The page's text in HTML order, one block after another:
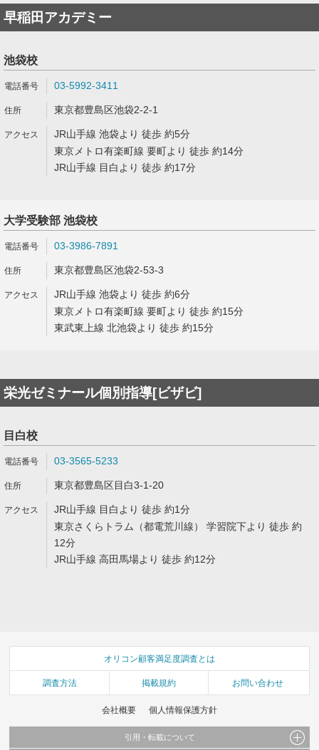
早稲田アカデミー
池袋校
03-5992-3411
東京都豊島区池袋2-2-1
JR山手線 池袋より 徒歩 約5分
東京メトロ有楽町線 要町より 徒歩 約14分
JR山手線 目白より 徒歩 約17分
大学受験部 池袋校
03-3986-7891
東京都豊島区池袋2-53-3
JR山手線 池袋より 徒歩 約6分
東京メトロ有楽町線 要町より 徒歩 約15分
東武東上線 北池袋より 徒歩 約15分
栄光ゼミナール個別指導[ビザビ]
目白校
03-3565-5233
東京都豊島区目白3-1-20
JR山手線 目白より 徒歩 約1分
東京さくらトラム（都電荒川線） 学習院下より 徒歩 約
12分
JR山手線 高田馬場より 徒歩 約12分
オリコン顧客満足度調査とは
調査方法 掲載規約 お問い合わせ
会社概要 個人情報保護方針
引用・転載について